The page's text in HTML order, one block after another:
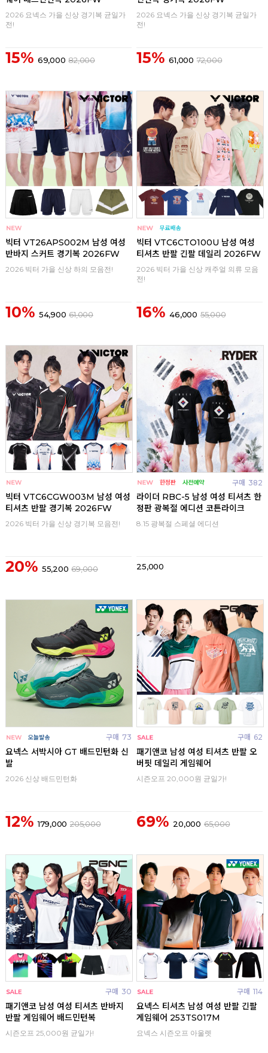
2026 요넥스 가을 신상 경기복 균일가
전!
15% 69,000 82,000
2026 요넥스 가을 신상 경기복 균일가
전!
15% 61,000 72,000
빅터 VT26APS002M 남성 여성
반바지 스커트 경기복 2026FW
2026 빅터 가을 신상 하의 모음전!
10% 54,900 61,000
빅터 VTC6CTO100U 남성 여성
티셔츠 반팔 긴팔 데일리 2026FW
2026 빅터 가을 신상 캐주얼 의류 모음
전!
16% 46,000 55,000
빅터 VTC6CGW003M 남성 여성
티셔츠 반팔 경기복 2026FW
2026 빅터 가을 신상 경기복 모음전!
20% 55,200 69,000
구매 382
라이더 RBC-5 남성 여성 티셔츠 한
정판 광복절 에디션 코튼라이크
8.15 광복절 스페셜 에디션
25,000
구매 73
요넥스 서박시아 GT 배드민턴화 신
발
2026 신상 배드민턴화
12% 179,000 205,000
구매 62
패기앤코 남성 여성 티셔츠 반팔 오
버핏 데일리 게임웨어
시즌오프 20,000원 균일가!
69% 20,000 65,000
구매 30
패기앤코 남성 여성 티셔츠 반바지
반팔 게임웨어 배드민턴복
시즌오프 25,000원 균일가!
구매 114
요넥스 티셔츠 남성 여성 반팔 긴팔
게임웨어 253TS017M
요넥스 시즌오프 아울렛